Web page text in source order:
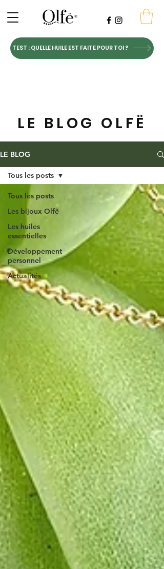
TEST : QUELLE HUILE EST FAITE POUR TOI ?
LE BLOG OLFË
LE BLOG
Tous les posts
Les bijoux Olfë
Les huiles
essentielles
Développement
personnel
Actualités
Tous les posts